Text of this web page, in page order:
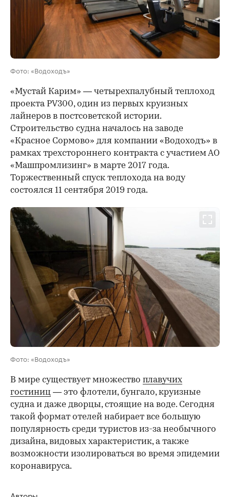
Фото: «Водоходъ»
«Мустай Карим» — четырехпалубный теплоход
проекта PV300, один из первых круизных
лайнеров в постсоветской истории.
Строительство судна началось на заводе
«Красное Сормово» для компании «Водоходъ» в
рамках трехстороннего контракта с участием АО
«Машпромлизинг» в марте 2017 года.
Торжественный спуск теплохода на воду
состоялся 11 сентября 2019 года.
Фото: «Водоходъ»
В мире существует множество плавучих
гостиниц — это флотели, бунгало, круизные
судна и даже дворцы, стоящие на воде. Сегодня
такой формат отелей набирает все большую
популярность среди туристов из-за необычного
дизайна, видовых характеристик, а также
возможности изолироваться во время эпидемии
коронавируса.